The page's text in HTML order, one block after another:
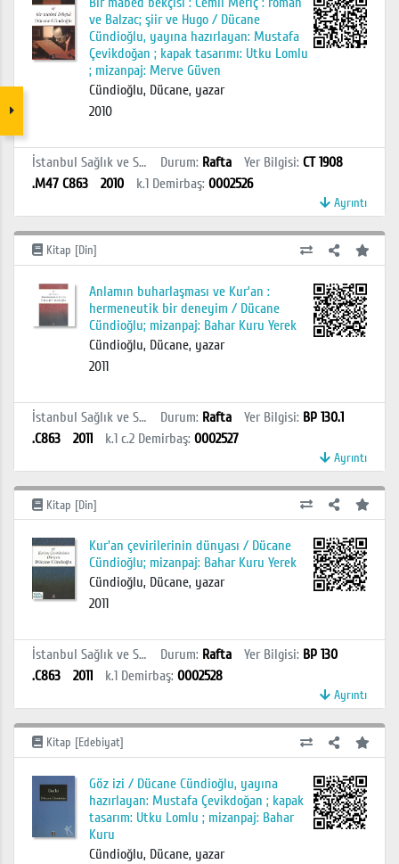
ve Balzac; şiir ve Hugo / Dücane
Cündioğlu, yayına hazırlayan: Mustafa
Çevikdoğan ; kapak tasarımı: Utku Lomlu
; mizanpaj: Merve Güven
Cündioğlu, Dücane, yazar
2010
İstanbul Sağlık ve Sosyal Bilimler MYO Kütüphanesi Durum: Rafta Yer Bilgisi: CT 1908
.M47 C863
2010 k.1 Demirbaş: 0002526
Ayrıntı
Kitap [Din]
Anlamın buharlaşması ve Kur’an :
hermeneutik bir deneyim / Dücane
Cündioğlu; mizanpaj: Bahar Kuru Yerek
Cündioğlu, Dücane, yazar
2011
İstanbul Sağlık ve Sosyal Bilimler MYO Kütüphanesi Durum: Rafta Yer Bilgisi: BP 130.1
.C863
2011 k.1 c.2 Demirbaş: 0002527
Ayrıntı
Kitap [Din]
Kur'an çevirilerinin dünyası / Dücane
Cündioğlu; mizanpaj: Bahar Kuru Yerek
Cündioğlu, Dücane, yazar
2011
İstanbul Sağlık ve Sosyal Bilimler MYO Kütüphanesi Durum: Rafta Yer Bilgisi: BP 130
.C863
2011 k.1 Demirbaş: 0002528
Ayrıntı
Kitap [Edebiyat]
Göz izi / Dücane Cündioğlu, yayına
hazırlayan: Mustafa Çevikdoğan ; kapak
tasarım: Utku Lomlu ; mizanpaj: Bahar
Kuru
Cündioğlu, Dücane, yazar